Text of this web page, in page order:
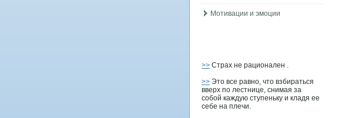
Мотивации и эмоции
>> Страх не рационален .
>> Это все равно, что взбираться
вверх по лестнице, снимая за
собой каждую ступеньку и кладя ее
себе на плечи.